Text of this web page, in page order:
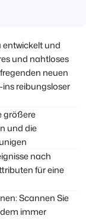
entwickelt und
und nahtloses
neuen
reibungsloser
größere
und die
nach
für eine
Scannen Sie
immer